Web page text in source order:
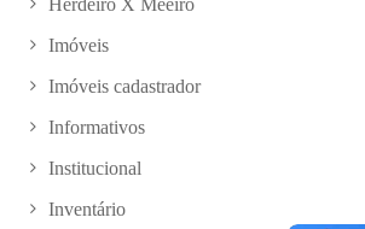
Herdeiro X Meeiro
Imóveis
Imóveis cadastrador
Informativos
Institucional
Inventário